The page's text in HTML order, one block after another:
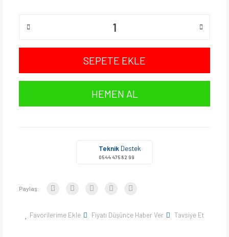
SEPETE EKLE
HEMEN AL
Teknik Destek
0544 475 82 99
Paylaş:
Favorilerime Ekle Fiyatı Düşünce Haber Ver Tavsiye Et